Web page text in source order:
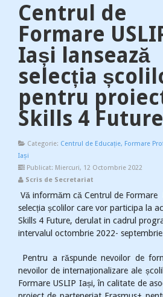
Centrul de
Formare
Iași lansează
selecția
pentru
Skills 4 Future
Categorie: Centrul de Educație, Formare
Iași
Publicat: Miercuri, 12 Octombrie 2022
Scris de Secretariat
Vă informăm că Centrul de Formare
selecția școlilor care vor participa la
Skills 4 Future, derulat in cadrul
intervalul octombrie 2022-
Pentru a răspunde nevoilor de
nevoilor de internaționalizare ale
Formare USLIP Iași, în calitate de